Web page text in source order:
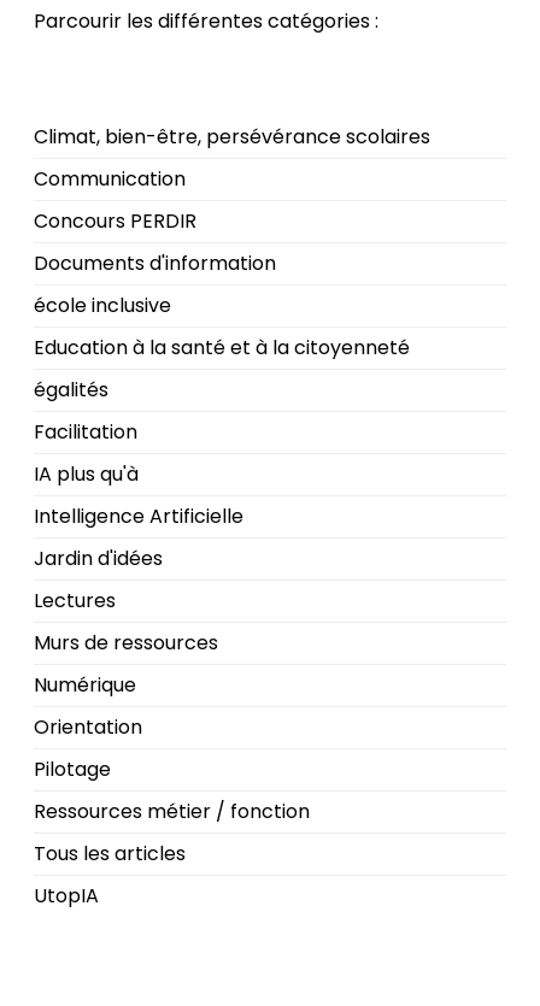
Parcourir les différentes catégories :
Climat, bien-être, persévérance scolaires
Communication
Concours PERDIR
Documents d'information
école inclusive
Education à la santé et à la citoyenneté
égalités
Facilitation
IA plus qu'à
Intelligence Artificielle
Jardin d'idées
Lectures
Murs de ressources
Numérique
Orientation
Pilotage
Ressources métier / fonction
Tous les articles
UtopIA